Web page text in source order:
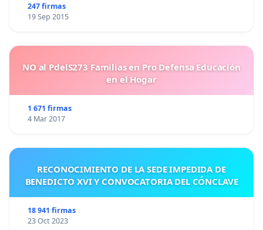
247 firmas
19 Sep 2015
NO al PdelS273 Familias en Pro Defensa Educación
en el Hogar
1 671 firmas
4 Mar 2017
RECONOCIMIENTO DE LA SEDE IMPEDIDA DE
BENEDICTO XVI Y CONVOCATORIA DEL CÓNCLAVE
18 941 firmas
23 Oct 2023